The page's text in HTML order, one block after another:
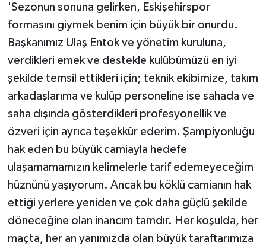
'Sezonun sonuna gelirken, Eskişehirspor
formasını giymek benim için büyük bir onurdu.
Başkanımız Ulaş Entok ve yönetim kuruluna,
verdikleri emek ve destekle kulübümüzü en iyi
şekilde temsil ettikleri için; teknik ekibimize, takım
arkadaşlarıma ve kulüp personeline ise sahada ve
saha dışında gösterdikleri profesyonellik ve
özveri için ayrıca teşekkür ederim. Şampiyonluğu
hak eden bu büyük camiayla hedefe
ulaşamamamızın kelimelerle tarif edemeyeceğim
hüznünü yaşıyorum. Ancak bu köklü camianın hak
ettiği yerlere yeniden ve çok daha güçlü şekilde
döneceğine olan inancım tamdır. Her koşulda, her
maçta, her an yanımızda olan büyük taraftarımıza